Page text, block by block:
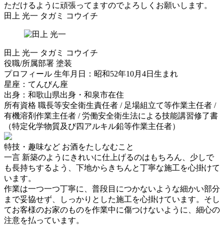
ただけるように頑張ってますのでよろしくお願いします。
田上 光一 タガミ コウイチ
田上 光一 タガミ コウイチ
役職/所属部署 塗装
プロフィール 生年月日：昭和52年10月4日生まれ
星座：てんびん座
出身：和歌山県出身・和泉市在住
所有資格 職長等安全衛生責任者 / 足場組立て等作業主任者 /
有機溶剤作業主任者 / 労働安全衛生法による技能講習修了書
（特定化学物質及び四アルキル鉛等作業主任者）
特技・趣味など お酒をたしなむこと
一言 新築のようにきれいに仕上げるのはもちろん、少しで
も長持ちするよう、下地からきちんと丁寧な施工を心掛けて
います。
作業は一つ一つ丁寧に、普段目につかないような細かい部分
まで妥協せず、しっかりとした施工を心掛けています。そし
てお客様のお家のものを作業中に傷つけないように、細心の
注意を払っています。